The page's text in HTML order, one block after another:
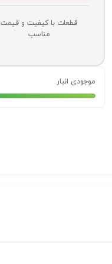
قطعات با کیفیت و قیمت
مناسب
موجودی انبار